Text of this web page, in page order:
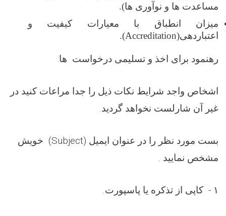
مساعدت ‌ها و نوآوری ‌ها).
میزان انطباق با معیارات کیفیت و
اعتباردهی(Accreditation)
.
رهنمود برای اخذ و تسلیمی درخواست ها:
اشخاص واجد شرایط نکات ذیل را جدا مراعات کنید در
غیر آن شارلست نخواهد گردید.
بست مورد نظر را در عنوان ایمیل (Subject) خویش
مشخص نمایید .
۱ - کاپی از تذکره یا پاسپورت.